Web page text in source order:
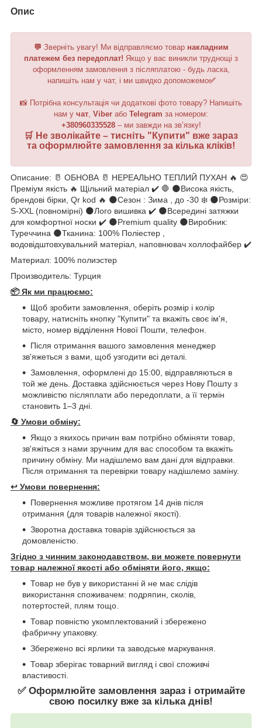
Опис
💬 Зверніть увагу! Ми відправляємо товар накладним
платежем без передоплат! Якщо у вас виникли труднощі з
оформленням замовлення з післяплатою - будь ласка,
напишіть нам у чат, і ми швидко допоможемо✅
📸 Потрібна консультація чи додаткові фото товару? Напишіть
нам у чат Viber або Telegram за номером:
+380960335528– ми завжди на зв’язку!
🛒 Не зволікайте – тисніть " Купити" вже зараз
та оформлюйте замовлення за кілька кліків!
Описание: 🥛 ОБНОВА 🥛 НЕРЕАЛЬНО ТЕПЛИЙ ПУХАН 🔥 😍
Преміум якість 🔥 Щільний матеріал ✔️ 🛑 🌑Висока якість,
брендові бірки, Qr kod 🔥 🌑Сезон : Зима , до -30 ❄️ 🌑Розміри:
S-XXL (повномірні) 🌑Лого вишивка ✔️ 🌑Всередині затяжки
для комфортної носки ✔️ 🌑Premium quality 🌑Виробник:
Туреччина 🌑Тканина: 100% Поліестер ,
водовідштовхувальний матеріал, наповнювач холлофайбер ✔️
Материал: 100% полиэстер
Производитель: Турция
📦 Як ми працюємо:
Щоб зробити замовлення, оберіть розмір і колір
товару, натисніть кнопку "Купити" та вкажіть своє ім'я,
місто, номер відділення Нової Пошти, телефон.
Після отримання вашого замовлення менеджер
зв'яжеться з вами, щоб узгодити всі деталі.
Замовлення, оформлені до 15:00, відправляються в
той же день. Доставка здійснюється через Нову Пошту з
можливістю післяплати або передоплати, а її термін
становить 1–3 дні.
🔄 Умови обміну:
Якщо з якихось причин вам потрібно обміняти товар,
зв'яжіться з нами зручним для вас способом та вкажіть
причину обміну. Ми надішлемо вам дані для відправки.
Після отримання та перевірки товару надішлемо заміну.
↩️ Умови повернення:
Повернення можливе протягом 14 днів після
отримання (для товарів належної якості).
Зворотна доставка товарів здійснюється за
домовленістю.
Згідно з чинним законодавством, ви можете повернути
товар належної якості або обміняти його, якщо:
Товар не був у використанні й не має слідів
використання споживачем: подряпин, сколів,
потертостей, плям тощо.
Товар повністю укомплектований і збережено
фабричну упаковку.
Збережено всі ярлики та заводське маркування.
Товар зберігає товарний вигляд і свої споживчі
властивості.
✅ Оформлюйте замовлення зараз і отримайте
свою посилку вже за кілька днів!